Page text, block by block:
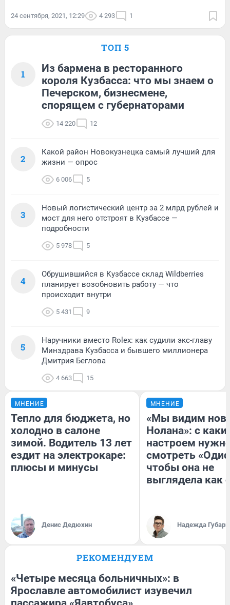
24 сентября, 2021, 12:29 4 293 1
ТОП 5
1
Из бармена в ресторанного
короля Кузбасса: что мы знаем о
Печерском, бизнесмене,
спорящем с губернаторами
14 220 12
2
Какой район Новокузнецка самый лучший для
жизни — опрос
6 006 5
3
Новый логистический центр за 2 млрд рублей и
мост для него отстроят в Кузбассе —
подробности
5 978 5
4
Обрушившийся в Кузбассе склад Wildberries
планирует возобновить работу — что
происходит внутри
5 431 9
5
Наручники вместо Rolex: как судили экс-главу
Минздрава Кузбасса и бывшего миллионера
Дмитрия Беглова
4 663 15
МНЕНИЕ
Тепло для бюджета, но
холодно в салоне
зимой. Водитель 13 лет
ездит на электрокаре:
плюсы и минусы
Денис Дедюхин
МНЕНИЕ
«Мы видим
Нолана»: с
настроем
смотреть
чтобы она не
выглядела как
Надежда Губарь
РЕКОМЕНДУЕМ
«Четыре месяца больничных»: в
Ярославле автомобилист изувечил